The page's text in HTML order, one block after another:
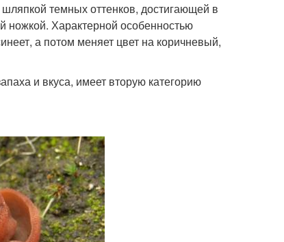
темных оттенков, достигающей в
ножкой. Характерной особенностью
а потом меняет цвет на коричневый,
и вкуса, имеет вторую категорию